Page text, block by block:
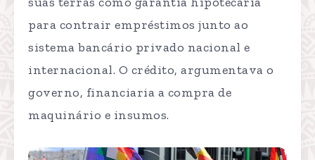
para contrair empréstimos junto ao
sistema bancário privado nacional e
internacional. O crédito, argumentava o
governo, financiaria a compra de
maquinário e insumos.